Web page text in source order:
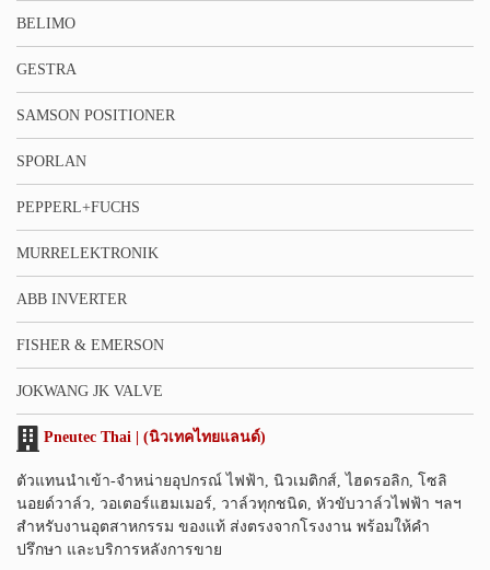
BELIMO
GESTRA
SAMSON POSITIONER
SPORLAN
PEPPERL+FUCHS
MURRELEKTRONIK
ABB INVERTER
FISHER & EMERSON
JOKWANG JK VALVE
Pneutec Thai | (นิวเทคไทยแลนด์)
ตัวแทนนำเข้า-จำหน่ายอุปกรณ์ ไฟฟ้า, นิวเมติกส์, ไฮดรอลิก, โซลิ
นอยด์วาล์ว, วอเตอร์แฮมเมอร์, วาล์วทุกชนิด, หัวขับวาล์วไฟฟ้า ฯลฯ
สำหรับงานอุตสาหกรรม ของแท้ ส่งตรงจากโรงงาน พร้อมให้คำ
ปรึกษา และบริการหลังการขาย